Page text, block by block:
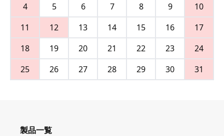
4
5 6 7 8 9
10
11
12 13 14 15 16
17
18
19 20 21 22 23
24
25
26 27 28 29 30 31
製品一覧